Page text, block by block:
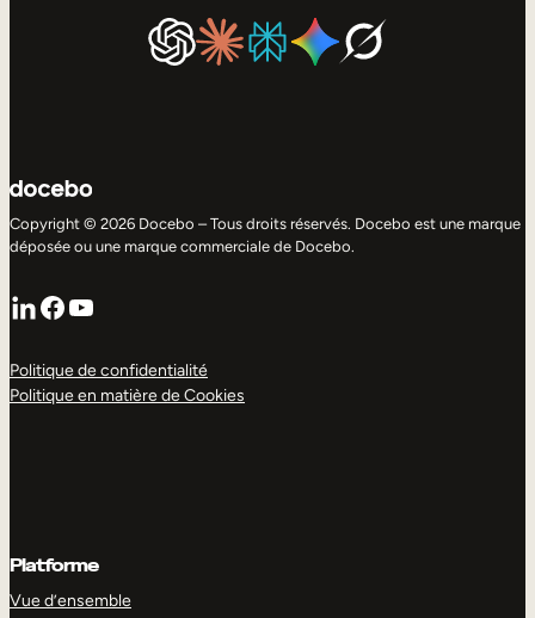
Copyright © 2026 Docebo – Tous droits réservés. Docebo est une marque
déposée ou une marque commerciale de Docebo.
LinkedIn
Facebook
YouTube
Politique de confidentialité
Politique en matière de Cookies
Platforme
Vue d’ensemble